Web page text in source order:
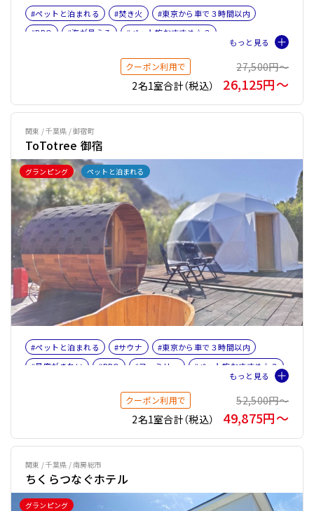
#ペットと泊まれる #焚き火
#東京から車で３時間以内
#BBQ
#海が見える #ペット旅おすすめ☆３
クーポン利用で
27,500円〜
2名1室合計（税込）
26,125円〜
グランピング ペットと泊まれる
関東 / 千葉県 / 御宿町
ToTotree 御宿
#ペットと泊まれる #サウナ
#東京から車で３時間以内
#星空がきれい
#BBQ #ファミリー
#ペット旅おすすめ☆３
クーポン利用で
52,500円〜
2名1室合計（税込）
49,875円〜
グランピング
関東 / 千葉県 / 南房総市
ちくらつなぐホテル